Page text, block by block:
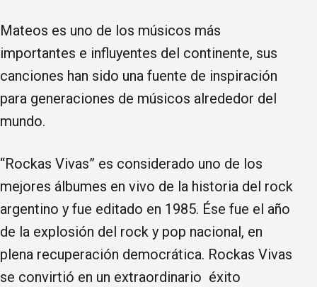
Mateos es uno de los músicos más
importantes e influyentes del continente, sus
canciones han sido una fuente de inspiración
para generaciones de músicos alrededor del
mundo.
“Rockas Vivas” es considerado uno de los
mejores álbumes en vivo de la historia del rock
argentino y fue editado en 1985. Ése fue el año
de la explosión del rock y pop nacional, en
plena recuperación democrática. Rockas Vivas
se convirtió en un extraordinario éxito